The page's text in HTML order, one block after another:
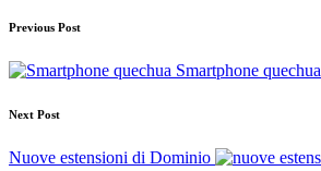
Previous Post
Smartphone quechua
Next Post
Nuove estensioni di Dominio